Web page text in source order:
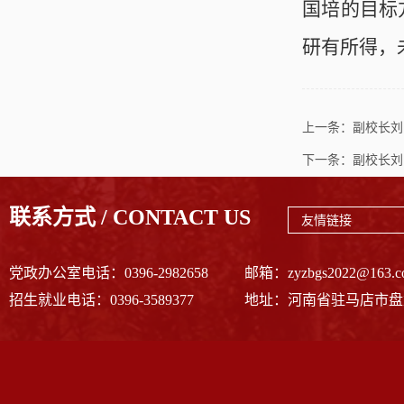
国培的目
研有所得，
上一条： 副校长
下一条： 副校长
联系方式 / CONTACT US 友情链接
党政办公室电话：0396-2982658
招生就业电话：0396-3589377
邮箱：
地址：河南省驻马店市